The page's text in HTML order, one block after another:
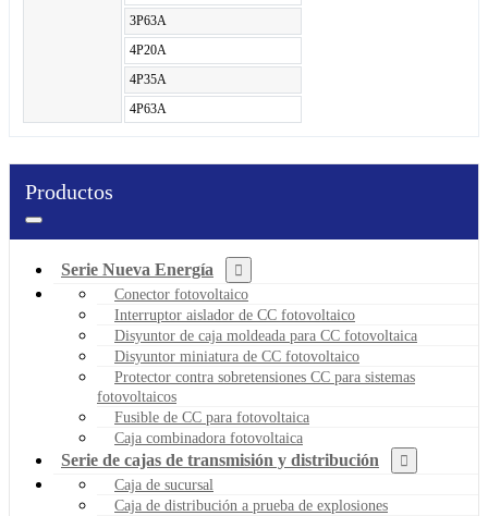
3P63A
4P20A
4P35A
4P63A
Productos
Serie Nueva Energía
Conector fotovoltaico
Interruptor aislador de CC fotovoltaico
Disyuntor de caja moldeada para CC fotovoltaica
Disyuntor miniatura de CC fotovoltaico
Protector contra sobretensiones CC para sistemas
fotovoltaicos
Fusible de CC para fotovoltaica
Caja combinadora fotovoltaica
Serie de cajas de transmisión y distribución
Caja de sucursal
Caja de distribución a prueba de explosiones